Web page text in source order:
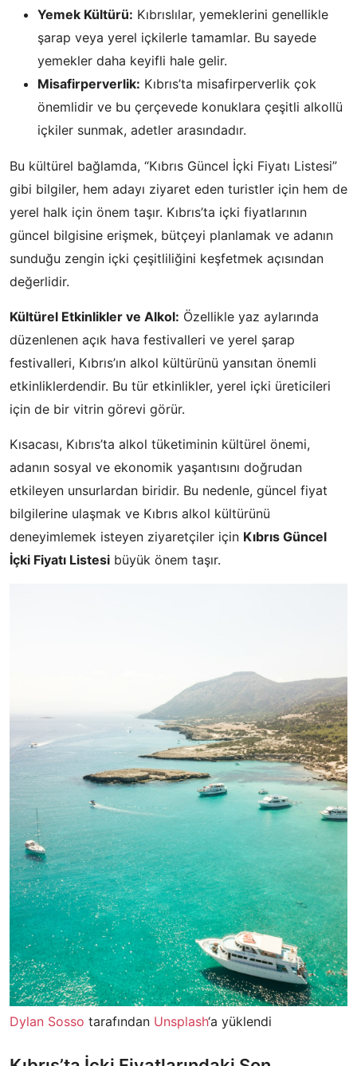
Yemek Kültürü: Kıbrıslılar, yemeklerini genellikle
şarap veya yerel içkilerle tamamlar. Bu sayede
yemekler daha keyifli hale gelir.
Misafirperverlik: Kıbrıs’ta misafirperverlik çok
önemlidir ve bu çerçevede konuklara çeşitli alkollü
içkiler sunmak, adetler arasındadır.
Bu kültürel bağlamda, “Kıbrıs Güncel İçki Fiyatı Listesi”
gibi bilgiler, hem adayı ziyaret eden turistler için hem de
yerel halk için önem taşır. Kıbrıs’ta içki fiyatlarının
güncel bilgisine erişmek, bütçeyi planlamak ve adanın
sunduğu zengin içki çeşitliliğini keşfetmek açısından
değerlidir.
Kültürel Etkinlikler ve Alkol: Özellikle yaz aylarında
düzenlenen açık hava festivalleri ve yerel şarap
festivalleri, Kıbrıs’ın alkol kültürünü yansıtan önemli
etkinliklerdendir. Bu tür etkinlikler, yerel içki üreticileri
için de bir vitrin görevi görür.
Kısacası, Kıbrıs’ta alkol tüketiminin kültürel önemi,
adanın sosyal ve ekonomik yaşantısını doğrudan
etkileyen unsurlardan biridir. Bu nedenle, güncel fiyat
bilgilerine ulaşmak ve Kıbrıs alkol kültürünü
deneyimlemek isteyen ziyaretçiler için Kıbrıs Güncel
İçki Fiyatı Listesi büyük önem taşır.
Dylan Sosso tarafından Unsplash‘a yüklendi